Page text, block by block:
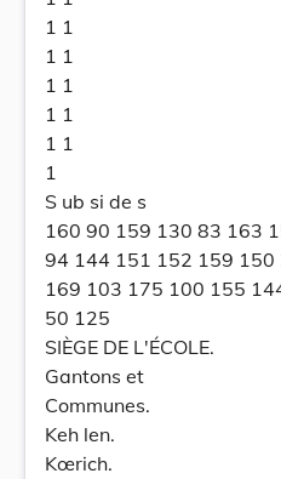
1 1
1 1
1 1
1 1
1 1
1
S ub si de s
160 90 159 130 83 163
94 144 151 152 159
169 103 175 100 155
50 125
SIÈGE DE L'ÉCOLE.
Gantons et
Communes.
Keh len.
Kœrich.